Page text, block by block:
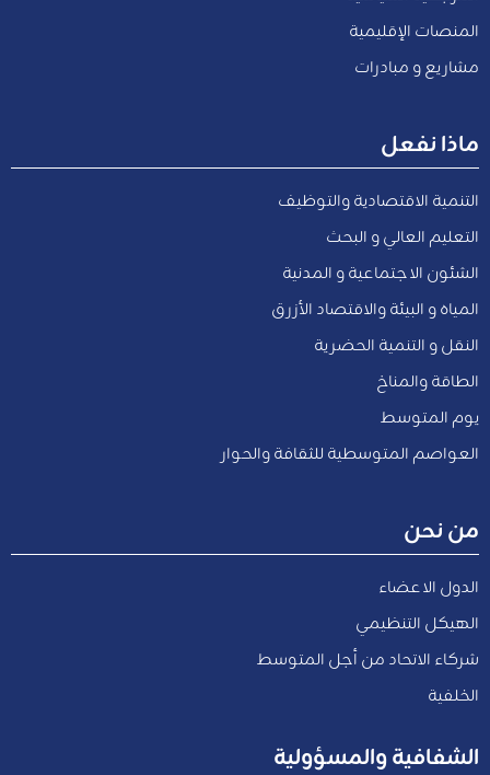
المنصات الإقليمية
مشاريع و مبادرات
ماذا نفعل
التنمية الاقتصادية والتوظيف
التعليم العالي و البحث
الشئون الاجتماعية و المدنية
المياه و البيئة والاقتصاد الأزرق
النقل و التنمية الحضرية
الطاقة والمناخ
يوم المتوسط
العواصم المتوسطية للثقافة والحوار
من نحن
الدول الاعضاء
الهيكل التنظيمي
شركاء الاتحاد من أجل المتوسط
الخلفية
الشفافية والمسؤولية